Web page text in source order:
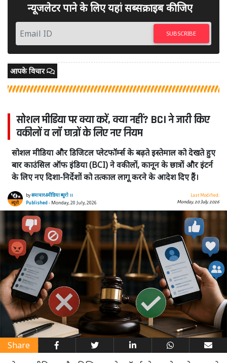
न्यूजलेटर पाने के लिए यहां सब्सक्राइब कीजिए
SUBSCRIBE
आपके विचार
सोशल मीडिया पर क्या करें, क्या नहीं? BCI ने जारी किए
वकीलों व लॉ छात्रों के लिए नए नियम
सोशल मीडिया और डिजिटल प्लेटफॉर्म्स के बढ़ते इस्तेमाल को देखते हुए
बार काउंसिल ऑफ इंडिया (BCI) ने वकीलों, कानून के छात्रों और इंटर्न
के लिए नए दिशा-निर्देशों को तत्काल लागू करने के आदेश दिए हैं।
byसमाचार4मीडिया ब्यूरो ।।
Published- Monday, 20 July, 2026
Last Modified:
Monday, 20 July, 2026
Share